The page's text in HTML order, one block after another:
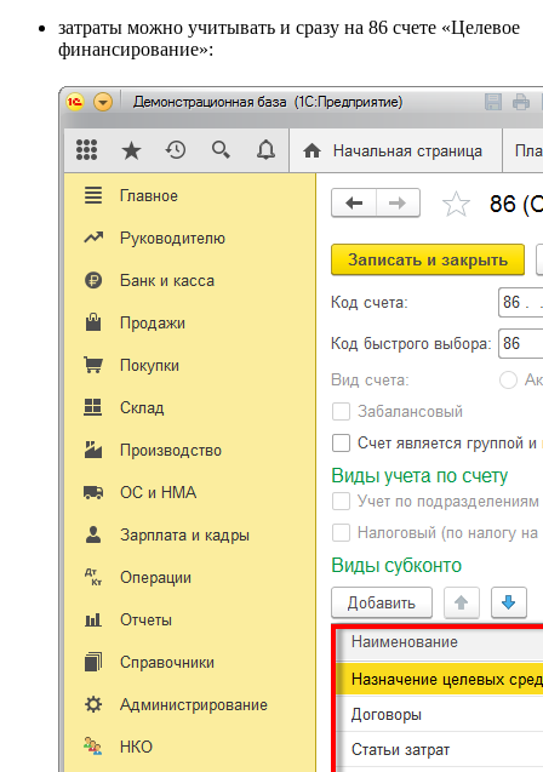
затраты можно учитывать и сразу на 86 счете «Целевое
финансирование»: